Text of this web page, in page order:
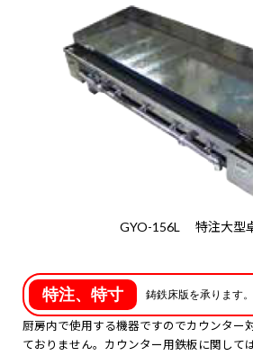
GYO-156L 特注大型
特注、特寸 鋳鉄床版を承ります。
厨房内で使用する機器ですのでカウンター
ておりません。カウンター用鉄板に関して
鉄板の使いはじめの取扱